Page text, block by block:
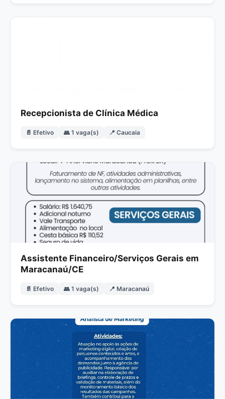
Recepcionista de Clínica Médica
📄 Efetivo 👥 1 vaga(s) 📍 Caucaia
Assistente Financeiro/Serviços Gerais em
Maracanaú/CE
📄 Efetivo 👥 1 vaga(s) 📍 Maracanaú